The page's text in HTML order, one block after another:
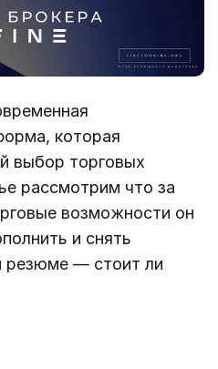
которая
выбор торговых
рассмотрим что за
возможности он
и снять
резюме — стоит ли